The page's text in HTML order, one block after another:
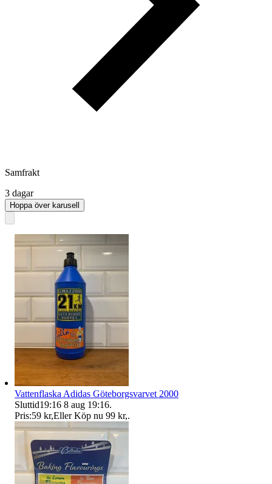
Samfrakt
3 dagar
Hoppa över karusell
Vattenflaska Adidas Göteborgsvarvet 2000
Sluttid19:16 8 aug 19:16.
Pris:59 kr,Eller Köp nu 99 kr,.